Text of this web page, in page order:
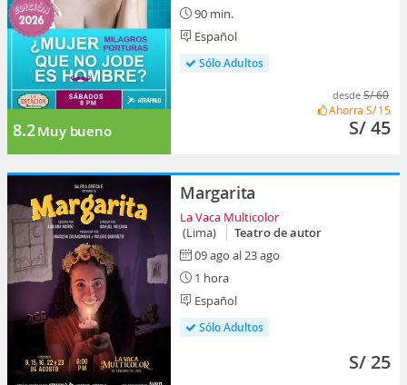
8.2Muy bueno
90 min.
Español
Sólo Adultos
desde S/ 60
Ahorra S/ 15
S/ 45
Margarita
La Vaca Multicolor
(Lima)
Teatro de autor
09 ago al 23 ago
1 hora
Español
Sólo Adultos
S/ 25